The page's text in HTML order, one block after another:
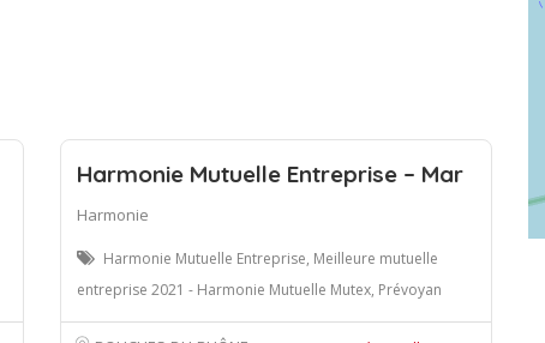
Harmonie Mutuelle Entreprise – Mar
Harmonie
Harmonie Mutuelle Entreprise, Meilleure mutuelle
entreprise 2021 - Harmonie Mutuelle Mutex, Prévoyan